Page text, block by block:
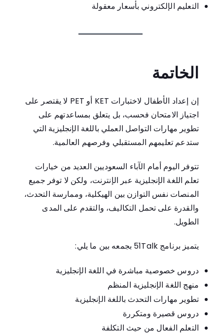
التعليم الإلكتروني بأسعار معقولة
الخاتمة
إن إعداد الأطفال لاختبارات KET أو PET لا يقتصر على
اجتياز الامتحان فحسب، بل يتعلق بمساعدتهم على
تطوير مهارات التواصل العملي باللغة الإنجليزية التي
ستدعم تعليمهم المستقبلي وفرصهم العالمية.
تتوفر اليوم أمام الآباء السعوديين العديد من خيارات
تعلم اللغة الإنجليزية عبر الإنترنت، ولكن لا توفر جميع
المنصات نفس التوازن بين الهيكلية، وممارسة التحدث،
والقدرة على تحمل التكاليف، والتقدم على المدى
الطويل.
يتميز برنامج 51Talk بجمعه بين ما يلي:
دروس خصوصية مباشرة في اللغة الإنجليزية
منهج اللغة الإنجليزية المنظم
تطوير مهارات التحدث باللغة الإنجليزية
دروس قصيرة ومتكررة
التعلم الفعال من حيث التكلفة